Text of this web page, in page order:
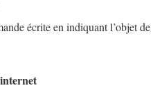
écrite en indiquant l’objet de